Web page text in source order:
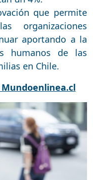
que permite
aportando a la
humanos de las
en Chile.